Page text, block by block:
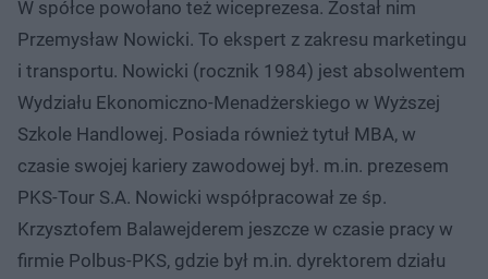
W spółce powołano też wiceprezesa. Został nim
Przemysław Nowicki. To ekspert z zakresu marketingu
i transportu. Nowicki (rocznik 1984) jest absolwentem
Wydziału Ekonomiczno-Menadżerskiego w Wyższej
Szkole Handlowej. Posiada również tytuł MBA, w
czasie swojej kariery zawodowej był. m.in. prezesem
PKS-Tour S.A. Nowicki współpracował ze śp.
Krzysztofem Balawejderem jeszcze w czasie pracy w
firmie Polbus-PKS, gdzie był m.in. dyrektorem działu